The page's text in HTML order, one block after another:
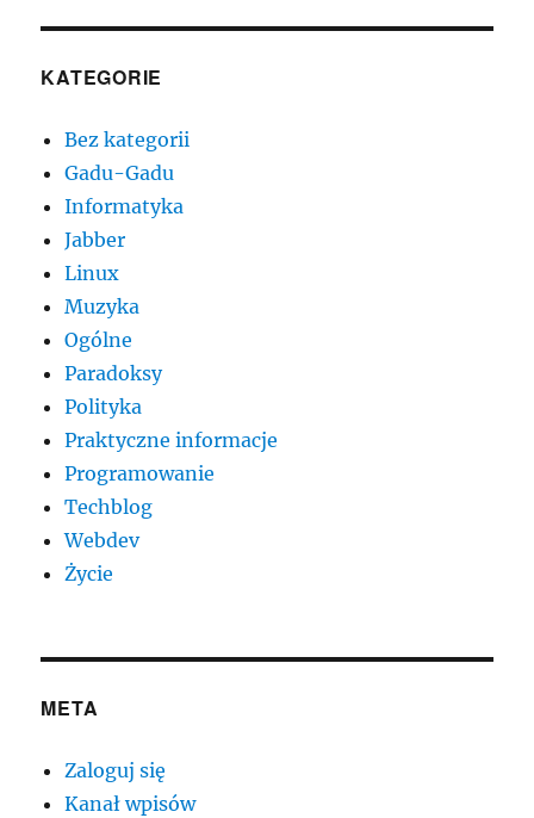
KATEGORIE
Bez kategorii
Gadu-Gadu
Informatyka
Jabber
Linux
Muzyka
Ogólne
Paradoksy
Polityka
Praktyczne informacje
Programowanie
Techblog
Webdev
Życie
META
Zaloguj się
Kanał wpisów